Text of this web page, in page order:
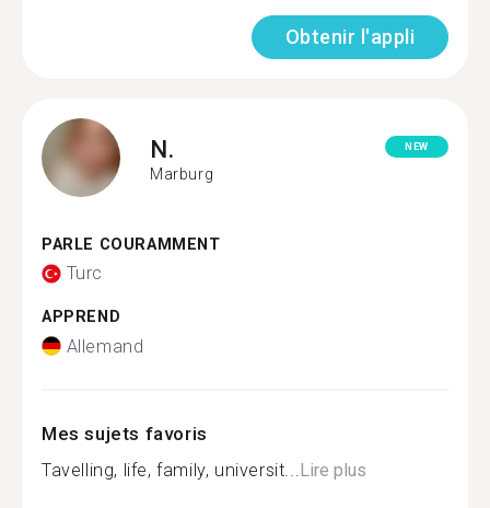
Obtenir l'appli
N.
Marburg
NEW
PARLE COURAMMENT
Turc
APPREND
Allemand
Mes sujets favoris
Tavelling, life, family, universit... Lire plus